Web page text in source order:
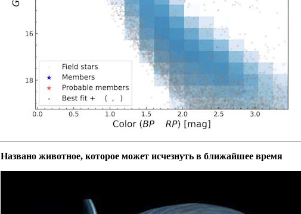
Названо животное, которое может исчезнуть в ближайшее время